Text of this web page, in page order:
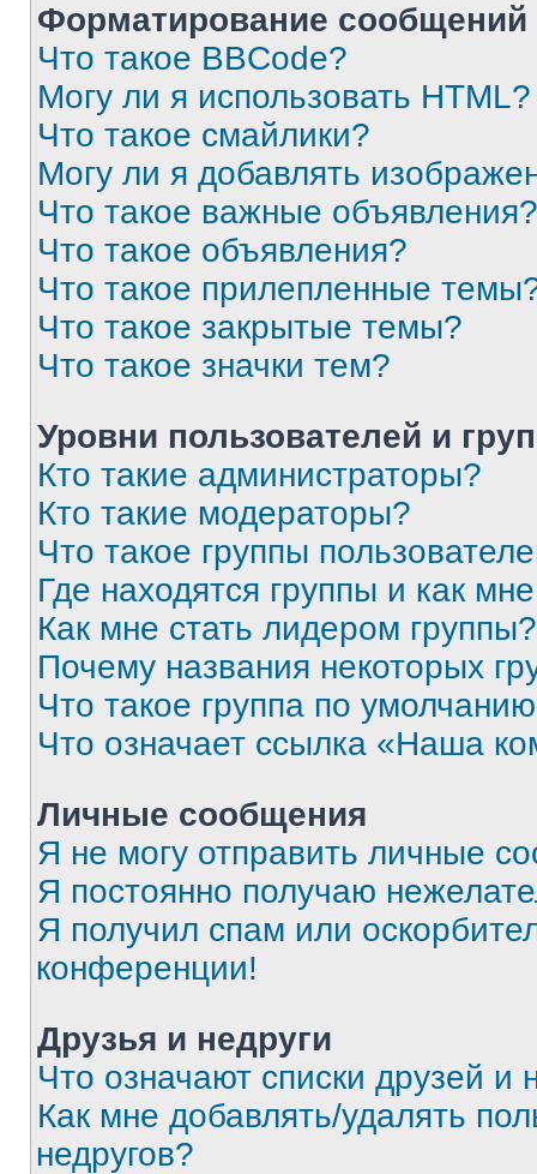
Форматирование
Что такое BBCode?
Могу ли я использовать HTML?
Что такое смайлики?
Могу ли я добавлять
Что такое важные объявления?
Что такое объявления?
Что такое прилепленные
Что такое закрытые темы?
Что такое значки тем?
Уровни пользователей и
Кто такие администраторы?
Кто такие модераторы?
Что такое группы
Где находятся группы и как
Как мне стать лидером группы?
Почему названия некоторых
Что такое группа по
Что означает ссылка «Наша
Личные сообщения
Я не могу отправить личные
Я постоянно получаю
Я получил спам или
конференции!
Друзья и недруги
Что означают списки друзей и
Как мне добавлять/удалять
недругов?